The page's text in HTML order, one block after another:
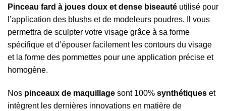
Pinceau fard à joues doux et dense biseauté utilisé pour
l’application des blushs et de modeleurs poudres. Il vous
permettra de sculpter votre visage grâce à sa forme
spécifique et d’épouser facilement les contours du visage
et la forme des pommettes pour une application précise et
homogène.
Nos pinceaux de maquillage sont 100% synthétiques et
intègrent les dernières innovations en matière de